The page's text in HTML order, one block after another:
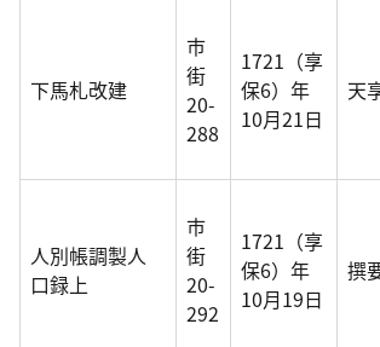
下馬札改建
市
街
20-
288
1721（享
保6）年
10月21日
天
人別帳調製人
口録上
市
街
20-
292
1721（享
保6）年
10月19日
撰